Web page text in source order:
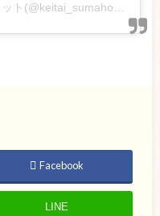
マンガ倉庫武雄店 スマホタブレット(@keitai_sumaho_mangasoukotakeo)がシェアした投稿
Facebook
LINE